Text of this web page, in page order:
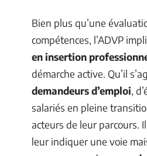
Bien plus qu’une
compétences, l’ADVP
en insertion
démarche active. Qu’il
demandeurs d’emploi,
salariés en pleine
acteurs de leur parcours.
leur indiquer une voie